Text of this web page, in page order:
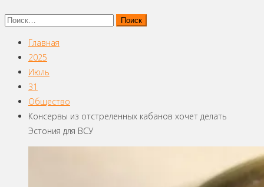
Найти:
Главная
2025
Июль
31
Общество
Консервы из отстреленных кабанов хочет делать
Эстония для ВСУ